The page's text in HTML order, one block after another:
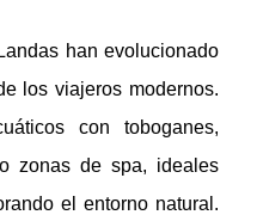
han evolucionado
los viajeros modernos.
con toboganes,
zonas de spa, ideales
el entorno natural.